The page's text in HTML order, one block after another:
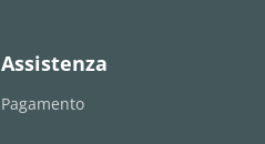
Assistenza
Pagamento